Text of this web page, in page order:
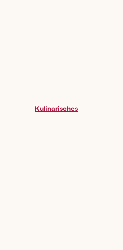
Kulinarisches